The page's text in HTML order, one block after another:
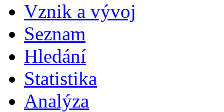
Vznik a vývoj
Seznam
Hledání
Statistika
Analýza